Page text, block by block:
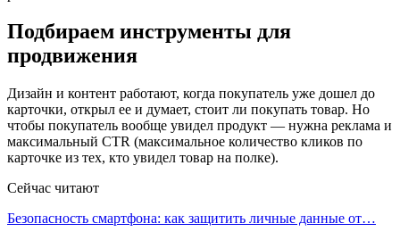
Подбираем инструменты для
продвижения
Дизайн и контент работают, когда покупатель уже дошел до
карточки, открыл ее и думает, стоит ли покупать товар. Но
чтобы покупатель вообще увидел продукт — нужна реклама и
максимальный CTR (максимальное количество кликов по
карточке из тех, кто увидел товар на полке).
Сейчас читают
Безопасность смартфона: как защитить личные данные от…